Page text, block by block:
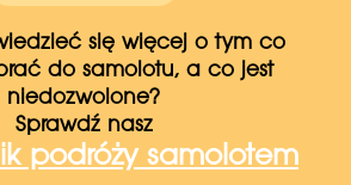
się więcej o tym co
do samolotu, a co jest
niedozwolone?
Sprawdź nasz
podróży samolotem